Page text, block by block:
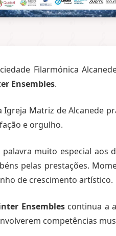
Filarmónica
Ensembles.
Igreja Matriz de Alcanede
e orgulho.
palavra muito especial aos
pelas prestações.
de crescimento artístico.
Ensemblescontinua a
competências